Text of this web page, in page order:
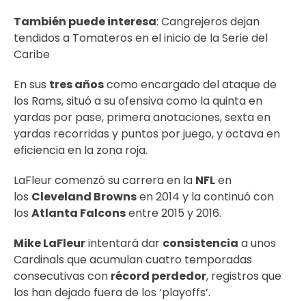
También puede interesa: Cangrejeros dejan
tendidos a Tomateros en el inicio de la Serie del
Caribe
En sus tres añoscomo encargado del ataque de
los Rams, situó a su ofensiva como la quinta en
yardas por pase, primera anotaciones, sexta en
yardas recorridas y puntos por juego, y octava en
eficiencia en la zona roja.
LaFleur comenzó su carrera en la NFLen
los Cleveland Brownsen 2014 y la continuó con
los Atlanta Falconsentre 2015 y 2016.
Mike LaFleurintentará dar consistencia a unos
Cardinals que acumulan cuatro temporadas
consecutivas con récord perdedor, registros que
los han dejado fuera de los ‘playoffs’.